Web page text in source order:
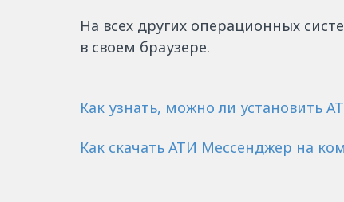
На всех других операционных
в своем браузере.
Как узнать, можно ли установить
Как скачать АТИ Мессенджер на